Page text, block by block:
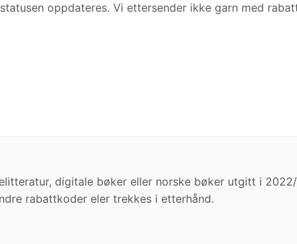
oppdateres. Vi ettersender ikke garn med
digitale bøker eller norske bøker utgitt i
rabattkoder eler trekkes i etterhånd.